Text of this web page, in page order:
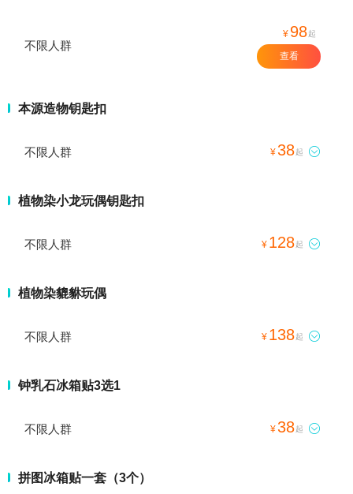
不限人群
¥ 98起
查看
本源造物钥匙扣
不限人群 ¥38起 
植物染小龙玩偶钥匙扣
不限人群 ¥ 128起 
植物染貔貅玩偶
不限人群 ¥ 138起 
钟乳石冰箱贴3选1
不限人群 ¥38起 
拼图冰箱贴一套（3个）